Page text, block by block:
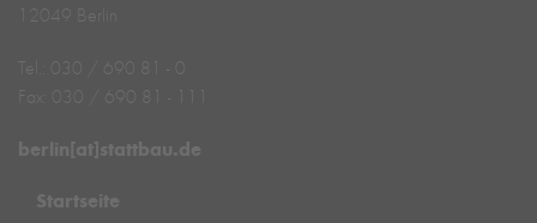
12049 Berlin
Tel.: 030 / 690 81 - 0
Fax: 030 / 690 81 - 111
berlin[at]stattbau.de
Startseite